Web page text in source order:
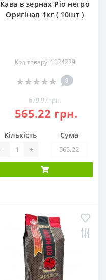
Кава в зернах Ріо негро
Оригінал 1кг ( 10шт )
Код товару: 1024229
0
679.97 грн.
565.22 грн.
Кількість
- +
Сума